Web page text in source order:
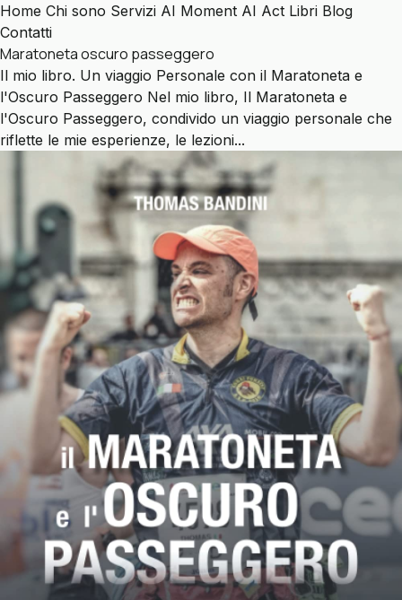
Home Chi sono Servizi AI Moment AI Act Libri Blog
Contatti
Maratoneta oscuro passeggero
Il mio libro. Un viaggio Personale con il Maratoneta e
l'Oscuro Passeggero Nel mio libro, Il Maratoneta e
l'Oscuro Passeggero, condivido un viaggio personale che
riflette le mie esperienze, le lezioni...